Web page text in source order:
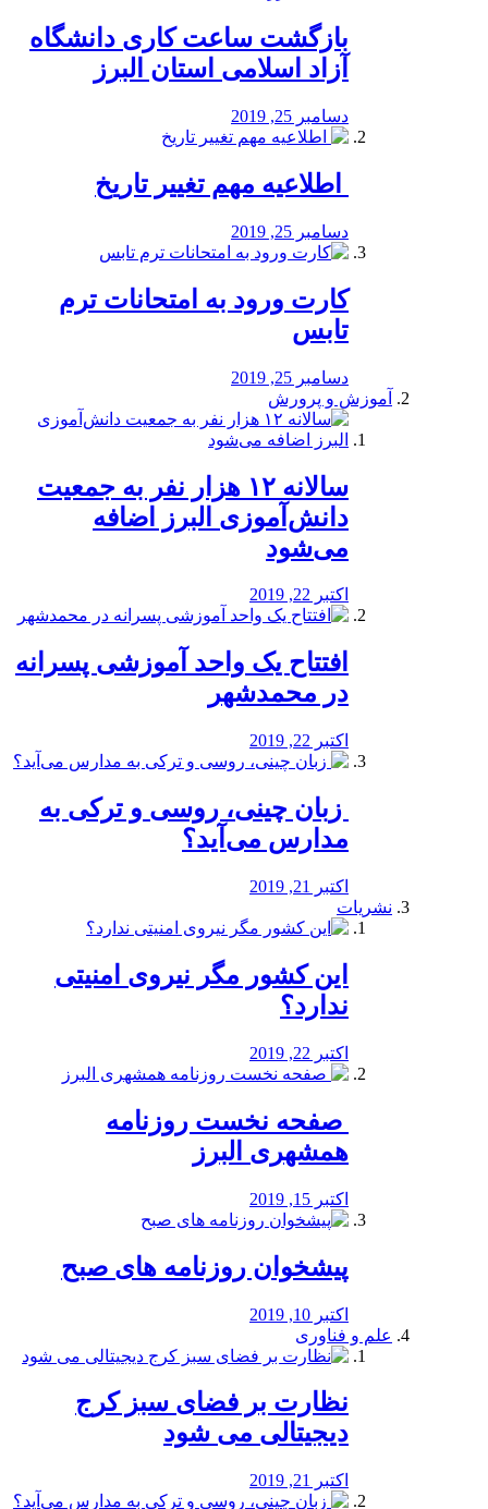
بازگشت ساعت کاری دانشگاه
آزاد اسلامی استان البرز
دسامبر 25, 2019
️ اطلاعیه مهم تغییر تاریخ
دسامبر 25, 2019
کارت ورود به امتحانات ترم
تابس
دسامبر 25, 2019
آموزش و پرورش
️سالانه ۱۲ هزار نفر به جمعیت
دانش‌آموزی البرز اضافه
می‌شود
اکتبر 22, 2019
افتتاح یک واحد آموزشی پسرانه
در محمدشهر
اکتبر 22, 2019
️ زبان چینی، روسی و ترکی به
مدارس می‌آید؟
اکتبر 21, 2019
نشریات
این کشور مگر نیروی امنیتی
ندارد؟
اکتبر 22, 2019
️ صفحه نخست روزنامه‌
همشهری البرز
اکتبر 15, 2019
پیشخوان روزنامه های صبح
اکتبر 10, 2019
علم و فناوری
نظارت بر فضای سبز کرج
دیجیتالی می شود
اکتبر 21, 2019